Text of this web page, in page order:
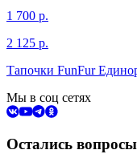
1 700 р.
2 125 р.
Тапочки FunFur
Мы в соц сетях
Остались